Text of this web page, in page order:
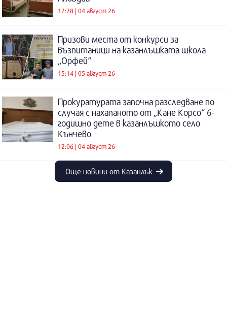
12:28 | 04 август 26
Призови места от конкурси за
възпитаници на казанлъшката школа
„Орфей“
15:14 | 05 август 26
Прокуратурата започна разследване по
случая с нахапаното от „Кане Корсо“ 6-
годишно дете в казанлъшкото село
Кънчево
12:06 | 04 август 26
Още новини от Казанлък